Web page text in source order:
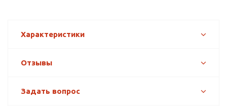
Характеристики
Отзывы
Задать вопрос